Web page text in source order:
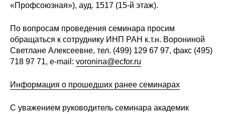
Общие требования
Стандарты оформления
Научные труды
Выпуски
«Профсоюзная»), ауд. 1517 (15-й этаж).
По вопросам проведения семинара просим
обращаться к сотруднику ИНП РАН к.т.н. Ворониной
Светлане Алексеевне, тел. (499) 129 67 97, факс (495)
718 97 71, e-mail: voronina@ecfor.ru
Информация о прошедших ранее семинарах
С уважением руководитель семинара академик